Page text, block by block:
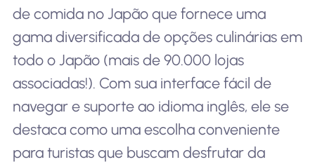
de comida no Japão que fornece uma
gama diversificada de opções culinárias em
todo o Japão (mais de 90.000 lojas
associadas!). Com sua interface fácil de
navegar e suporte ao idioma inglês, ele se
destaca como uma escolha conveniente
para turistas que buscam desfrutar da